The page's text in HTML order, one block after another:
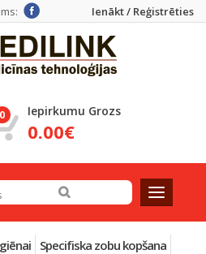
Ienākt / Reģistrēties
0 Iepirkumu Grozs
0.00€
T
o
g
g
Specifiska zobu kopšana